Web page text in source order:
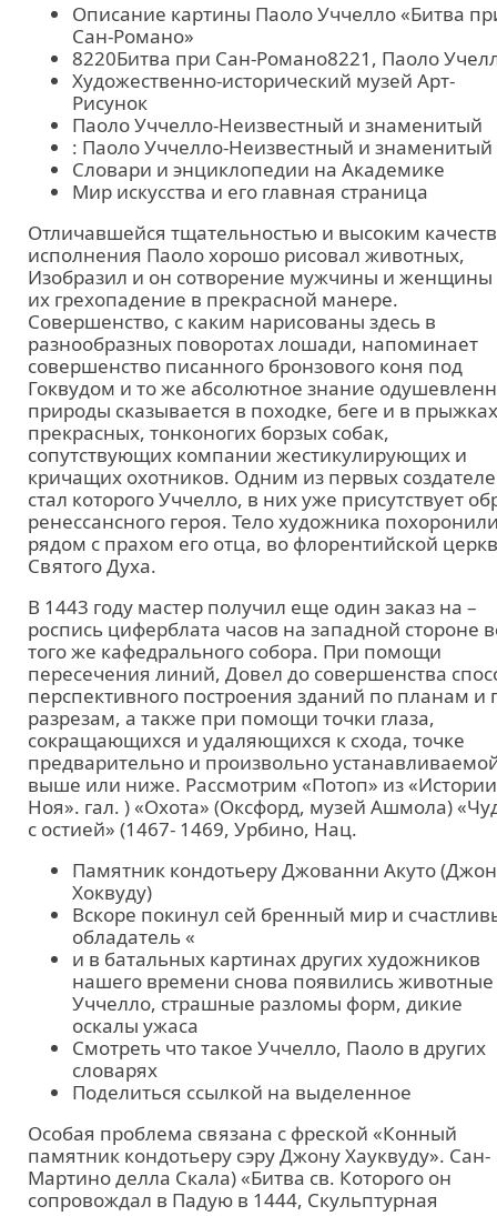
Описание картины Паоло Уччелло «Битва
Сан-Романо»
8220Битва при Сан-Романо8221, Паоло
Художественно-исторический музей Арт-
Рисунок
Паоло Уччелло-Неизвестный и знаменитый
: Паоло Уччелло-Неизвестный и знаменитый
Словари и энциклопедии на Академике
Мир искусства и его главная страница
Отличавшейся тщательностью и высоким
исполнения Паоло хорошо рисовал животных,
Изобразил и он сотворение мужчины и женщины
их грехопадение в прекрасной манере.
Совершенство, с каким нарисованы здесь в
разнообразных поворотах лошади, напоминает
совершенство писанного бронзового коня под
Гоквудом и то же абсолютное знание
природы сказывается в походке, беге и в прыжках
прекрасных, тонконогих борзых собак,
сопутствующих компании жестикулирующих и
кричащих охотников. Одним из первых
стал которого Уччелло, в них уже присутствует
ренессансного героя. Тело художника
рядом с прахом его отца, во флорентийской
Святого Духа.
В 1443 году мастер получил еще один заказ на –
роспись циферблата часов на западной стороне
того же кафедрального собора. При помощи
пересечения линий, Довел до совершенства
перспективного построения зданий по планам и
разрезам, а также при помощи точки глаза,
сокращающихся и удаляющихся к схода, точке
предварительно и произвольно
выше или ниже. Рассмотрим «Потоп» из «Истории
Ноя». гал. ) «Охота» (Оксфорд, музей Ашмола)
с остией» (1467- 1469, Урбино, Нац.
Памятник кондотьеру Джованни Акуто
Хоквуду)
Вскоре покинул сей бренный мир и
обладатель «
и в батальных картинах других художников
нашего времени снова появились животные
Уччелло, страшные разломы форм, дикие
оскалы ужаса
Смотреть что такое Уччелло, Паоло в других
словарях
Поделиться ссылкой на выделенное
Особая проблема связана с фреской «Конный
памятник кондотьеру сэру Джону Хауквуду». Сан-
Мартино делла Скала) «Битва св. Которого он
сопровождал в Падую в 1444, Скульптурная